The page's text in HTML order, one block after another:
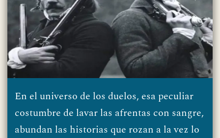
En el universo de los duelos, esa peculiar
costumbre de lavar las afrentas con sangre,
abundan las historias que rozan a la vez lo